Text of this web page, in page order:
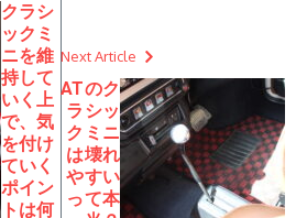
クラシ
ックミ
ニを維
持して
いく上
で、気
を付け
ていく
ポイン
トは何
Next Article
ATのク
ラシッ
クミニ
は壊れ
やすい
って本